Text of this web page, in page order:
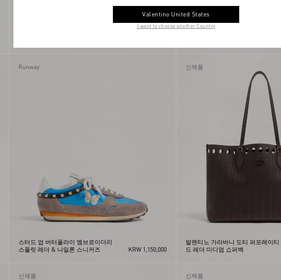
Runway
스터드 업 버터플라이 엠브로이더리
스플릿 레더 & 나일론 스니커즈
KRW 1,150,000
신제품
발렌티노 가라바니 도티 퍼포레이티
드 레더 미디엄 쇼퍼백
신제품 신제품
Valentino United States
I want to choose another Country